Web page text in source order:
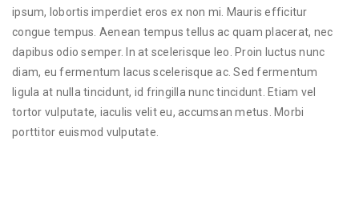
ipsum, lobortis imperdiet eros ex non mi. Mauris efficitur
congue tempus. Aenean tempus tellus ac quam placerat, nec
dapibus odio semper. In at scelerisque leo. Proin luctus nunc
diam, eu fermentum lacus scelerisque ac. Sed fermentum
ligula at nulla tincidunt, id fringilla nunc tincidunt. Etiam vel
tortor vulputate, iaculis velit eu, accumsan metus. Morbi
porttitor euismod vulputate.